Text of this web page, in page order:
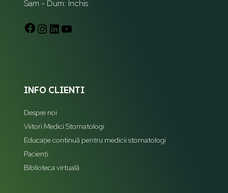
Sam - Dum: Închis
INFO CLIENTI
Despre noi
Viitori Medici Stomatologi
Educație continuă pentru medicii stomatologi
Pacienți
Biblioteca virtuală